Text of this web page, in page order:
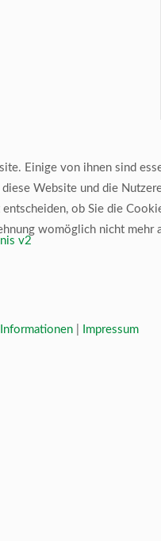
Einige von ihnen sind
Website und die
ob Sie die
womöglich nicht mehr
| Impressum